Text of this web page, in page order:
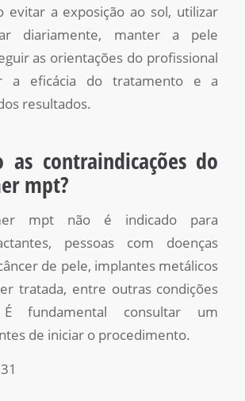
evitar a exposição ao sol, utilizar
diariamente, manter a pele
as orientações do profissional
a eficácia do tratamento e a
resultados.
as contraindicações do
mpt?
mpt não é indicado para
pessoas com doenças
de pele, implantes metálicos
tratada, entre outras condições
É fundamental consultar um
de iniciar o procedimento.